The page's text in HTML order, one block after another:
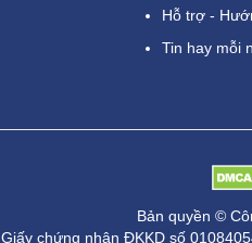
Hỗ trợ -
Tin hay mỗi
Bản quyền ©
Giấy chứng nhận ĐKKD số